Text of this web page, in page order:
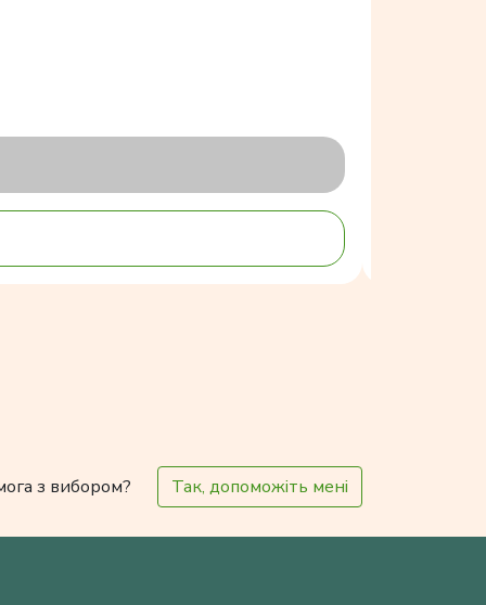
з вибором? Так, допоможіть мені